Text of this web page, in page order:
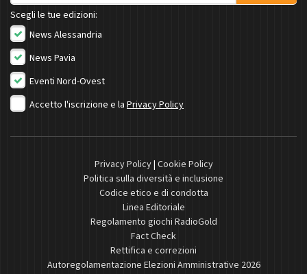
Scegli le tue edizioni:
News Alessandria
News Pavia
Eventi Nord-Ovest
Accetto l'iscrizione e la Privacy Policy
Privacy Policy| Cookie Policy
Politica sulla diversità e inclusione
Codice etico e di condotta
Linea Editoriale
Regolamento giochi RadioGold
Fact Check
Rettifica e correzioni
Autoregolamentazione Elezioni Amministrative 2026